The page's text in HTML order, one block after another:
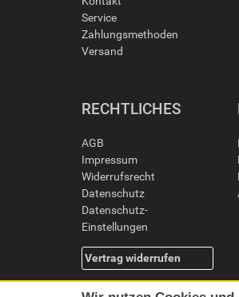
Service
Zahlungsmethoden
Versand
RECHTLICHES
AGB
Impressum
Widerrufsrecht
Datenschutz
Datenschutz-
Einstellungen
Vertrag widerrufen